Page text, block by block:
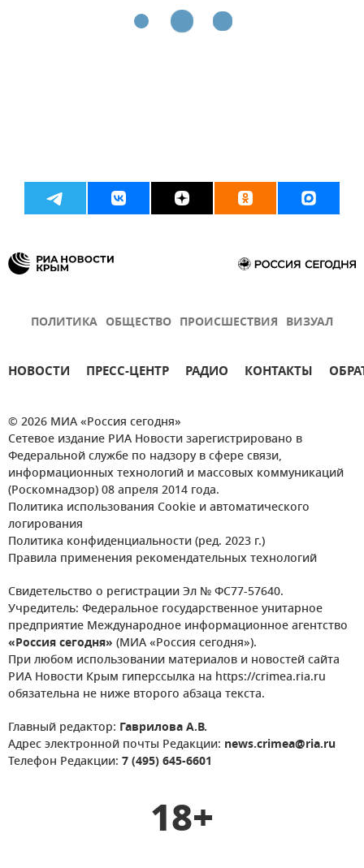
ПОЛИТИКА ОБЩЕСТВО ПРОИСШЕСТВИЯ ВИЗУАЛ
НОВОСТИ ПРЕСС-ЦЕНТР РАДИО КОНТАКТЫ
© 2026 МИА «Россия сегодня»
Сетевое издание РИА Новости зарегистрировано в
Федеральной службе по надзору в сфере связи,
информационных технологий и массовых коммуникаций
(Роскомнадзор) 08 апреля 2014 года.
Политика использования Cookie и автоматического
логирования
Политика конфиденциальности (ред. 2023 г.)
Правила применения рекомендательных технологий
Свидетельство о регистрации Эл № ФС77-57640.
Учредитель: Федеральное государственное унитарное
предприятие Международное информационное агентство
«Россия сегодня» (МИА «Россия сегодня»).
При любом использовании материалов и новостей сайта
РИА Новости Крым гиперссылка на https://crimea.ria.ru
обязательна не ниже второго абзаца текста.
Главный редактор: Гаврилова А.В.
Адрес электронной почты Редакции: news.crimea@ria.ru
Телефон Редакции: 7 (495) 645-6601
18+